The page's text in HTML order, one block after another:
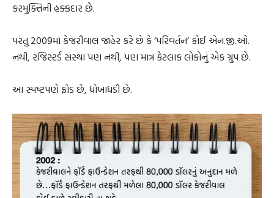
કરમુક્તિની હક્કદાર છે.
પરંતુ 2009માં કેજરીવાલ જાહેર કરે છે કે ‘પરિવર્તન’ કોઈ એન.જી.ઓ.
નથી, રજિસ્ટર્ડ સંસ્થા પણ નથી, પણ માત્ર કેટલાક લોકોનું એક ગ્રુપ છે.
આ સ્પષ્ટપણે ફ્રોડ છે, ધોખાધડી છે.